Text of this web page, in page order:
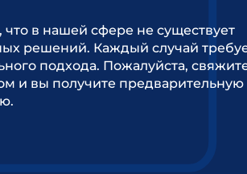
в нашей сфере не существует
решений. Каждый случай
подхода. Пожалуйста,
и вы получите предварительную